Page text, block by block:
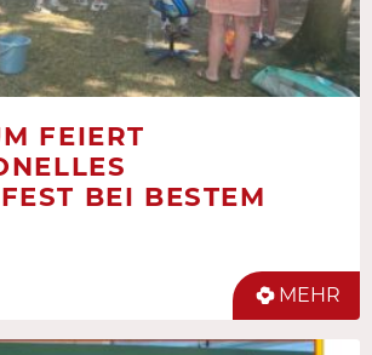
FEIERT
BEI BESTEM
MEHR